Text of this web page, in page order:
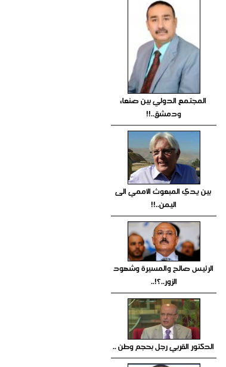
المجتمع الدولي بين صنعاء
ودمشق..!!
بين يدي المبعوث الأممي الى
اليمن..!!
الرئيس صالح والمسيرة وشهود
الزور..؟!..
الدكتور القربي رجل بحجم وطن ..